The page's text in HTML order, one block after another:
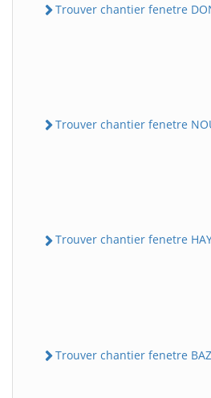
Trouver chantier fenetre
Trouver chantier fenetre
Trouver chantier fenetre
Trouver chantier fenetre